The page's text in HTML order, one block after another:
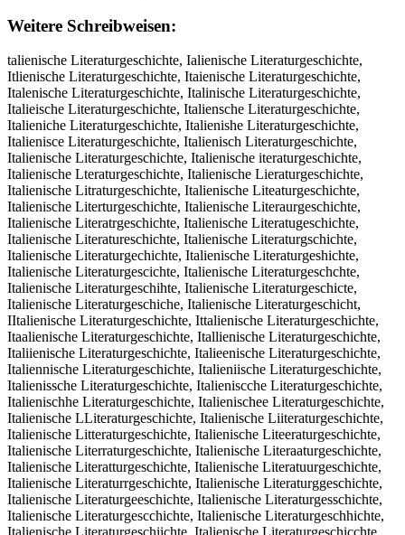
Weitere Schreibweisen:
talienische Literaturgeschichte, Ialienische Literaturgeschichte, Itlienische Literaturgeschichte, Itaienische Literaturgeschichte, Italenische Literaturgeschichte, Italinische Literaturgeschichte, Italieische Literaturgeschichte, Italiensche Literaturgeschichte, Italieniche Literaturgeschichte, Italienishe Literaturgeschichte, Italienisce Literaturgeschichte, Italienisch Literaturgeschichte, Italienische Literaturgeschichte, Italienische iteraturgeschichte, Italienische Lteraturgeschichte, Italienische Lieraturgeschichte, Italienische Litraturgeschichte, Italienische Liteaturgeschichte, Italienische Literturgeschichte, Italienische Literaurgeschichte, Italienische Literatrgeschichte, Italienische Literatugeschichte, Italienische Literatureschichte, Italienische Literaturgschichte, Italienische Literaturgechichte, Italienische Literaturgeshichte, Italienische Literaturgescichte, Italienische Literaturgeschchte, Italienische Literaturgeschihte, Italienische Literaturgeschicte, Italienische Literaturgeschiche, Italienische Literaturgeschicht, IItalienische Literaturgeschichte, Ittalienische Literaturgeschichte, Itaalienische Literaturgeschichte, Itallienische Literaturgeschichte, Italiienische Literaturgeschichte, Italieenische Literaturgeschichte, Italiennische Literaturgeschichte, Italieniische Literaturgeschichte, Italienissche Literaturgeschichte, Italieniscche Literaturgeschichte, Italienischhe Literaturgeschichte, Italienischee Literaturgeschichte, Italienische LLiteraturgeschichte, Italienische Liiteraturgeschichte, Italienische Litteraturgeschichte, Italienische Liteeraturgeschichte, Italienische Literraturgeschichte, Italienische Literaaturgeschichte, Italienische Literatturgeschichte, Italienische Literatuurgeschichte, Italienische Literaturrgeschichte, Italienische Literaturggeschichte, Italienische Literaturgeeschichte, Italienische Literaturgesschichte, Italienische Literaturgescchichte, Italienische Literaturgeschhichte, Italienische Literaturgeschiichte, Italienische Literaturgeschicchte, Italienische Literaturgeschichhte, Italienische Literaturgeschichtte, Italienische Literaturgeschichtee, tIalienische Literaturgeschichte, Iatlienische Literaturgeschichte, Itlaienische Literaturgeschichte, Itailenische Literaturgeschichte, Italeinische Literaturgeschichte, Italineische Literaturgeschichte, Italieinsche Literaturgeschichte, Italiensiche Literaturgeschichte, Italienicshe Literaturgeschichte, Italienishce Literaturgeschichte, Italienisceh Literaturgeschichte, Italienisch eLiteraturgeschichte, ItalienischeL iteraturgeschichte, Italienische iLteraturgeschichte, Italienische Ltieraturgeschichte, Italienische Lietraturgeschichte, Italienische Litreaturgeschichte, Italienische Litearturgeschichte, Italienische Litertaurgeschichte, Italienische Literautrgeschichte, Italienische Literatrugeschichte, Italienische Literatugreschichte, Italienische Literaturegschichte, Italienische Literaturgsechichte, Italienische Literaturgecshichte, Italienische Literaturgeshcichte, Italienische Literaturgescihchte, Italienische Literaturgeschcihte, Italienische Literaturgeschihcte, Italienische Literaturgeschicthe, Italienische Literaturgeschichet, ItalienischeLiteraturgeschichte, Utalienische Literaturgeschichte, Jtalienische Literaturgeschichte, Ktalienische Literaturgeschichte, Ltalienische Literaturgeschichte, Otalienische Literaturgeschichte, 8talienische Literaturgeschichte, 9talienische Literaturgeschichte, Iralienische Literaturgeschichte, Ifalienische Literaturgeschichte, Igalienische Literaturgeschichte, Ihalienische Literaturgeschichte, Iyalienische Literaturgeschichte, I5alienische Literaturgeschichte, I6alienische Literaturgeschichte, Itqlienische Literaturgeschichte, Itwlienische Literaturgeschichte, Itzlienische Literaturgeschichte, Itxlienische Literaturgeschichte, Itapienische Literaturgeschichte, Itaoienische Literaturgeschichte, Itaiienische Literaturgeschichte, Itakienische Literaturgeschichte, Itamienische Literaturgeschichte, Italuenische Literaturgeschichte, Italjenische Literaturgeschichte, Italkenische Literaturgeschichte, Itallenische Literaturgeschichte, Italoenische Literaturgeschichte, Ital8enische Literaturgeschichte, Ital9enische Literaturgeschichte, Italiwnische Literaturgeschichte, Italisnische Literaturgeschichte, Italidnische Literaturgeschichte, Italifnische Literaturgeschichte, Italirnische Literaturgeschichte, Itali3nische Literaturgeschichte, Itali4nische Literaturgeschichte, Italie ische Literaturgeschichte, Italiebische Literaturgeschichte, Italiegische Literaturgeschichte, Italiehische Literaturgeschichte, Italiejische Literaturgeschichte, Italiemische Literaturgeschichte, Italienusche Literaturgeschichte, Italienjsche Literaturgeschichte, Italienksche Literaturgeschichte, Italienlsche Literaturgeschichte, Italienosche Literaturgeschichte, Italien8sche Literaturgeschichte, Italien9sche Literaturgeschichte, Italieniqche Literaturgeschichte, Italieniwche Literaturgeschichte, Italienieche Literaturgeschichte, Italienizche Literaturgeschichte, Italienixche Literaturgeschichte, Italienicche Literaturgeschichte, Italienis he Literaturgeschichte, Italienisxhe Literaturgeschichte, Italienisshe Literaturgeschichte, Italienisdhe Literaturgeschichte, Italienisfhe Literaturgeschichte, Italienisvhe Literaturgeschichte, Italieniscbe Literaturgeschichte, Italieniscge Literaturgeschichte, Italieniscte Literaturgeschichte, Italieniscye Literaturgeschichte, Italieniscue Literaturgeschichte, Italieniscje Literaturgeschichte, Italieniscme Literaturgeschichte, Italieniscne Literaturgeschichte, Italienischw Literaturgeschichte, Italienischs Literaturgeschichte, Italienischd Literaturgeschichte, Italienischf Literaturgeschichte, Italienischr Literaturgeschichte, Italienisch3 Literaturgeschichte, Italienisch4 Literaturgeschichte, Italienische Piteraturgeschichte, Italienische Oiteraturgeschichte, Italienische Iiteraturgeschichte, Italienische Kiteraturgeschichte, Italienische Miteraturgeschichte, Italienische Luteraturgeschichte, Italienische Ljteraturgeschichte, Italienische Lkteraturgeschichte, Italienische Llteraturgeschichte, Italienische Loteraturgeschichte, Italienische L8teraturgeschichte, Italienische L9teraturgeschichte, Italienische Lireraturgeschichte, Italienische Liferaturgeschichte, Italienische Ligeraturgeschichte, Italienische Liheraturgeschichte, Italienische Liyeraturgeschichte, Italienische Li5eraturgeschichte, Italienische Li6eraturgeschichte, Italienische Litwraturgeschichte, Italienische Litsraturgeschichte, Italienische Litdraturgeschichte, Italienische Litfraturgeschichte, Italienische Litrraturgeschichte, Italienische Lit3raturgeschichte, Italienische Lit4raturgeschichte, Italienische Liteeaturgeschichte, Italienische Litedaturgeschichte, Italienische Litefaturgeschichte, Italienische Litegaturgeschichte, Italienische Litetaturgeschichte, Italienische Lite4aturgeschichte, Italienische Lite5aturgeschichte, Italienische Literqturgeschichte, Italienische Literwturgeschichte, Italienische Literzturgeschichte, Italienische Literxturgeschichte, Italienische Literarurgeschichte, Italienische Literafurgeschichte, Italienische Literagurgeschichte, Italienische Literahurgeschichte, Italienische Literayurgeschichte, Italienische Litera5urgeschichte, Italienische Litera6urgeschichte, Italienische Literatyrgeschichte, Italienische Literathrgeschichte, Italienische Literatjrgeschichte, Italienische Literatkrgeschichte, Italienische Literatirgeschichte, Italienische Literat7rgeschichte, Italienische Literat8rgeschichte, Italienische Literatuegeschichte, Italienische Literatudgeschichte, Italienische Literatufgeschichte, Italienische Literatuggeschichte, Italienische Literatutgeschichte, Italienische Literatu4geschichte, Italienische Literatu5geschichte, Italienische Literaturreschichte, Italienische Literaturfeschichte, Italienische Literaturveschichte, Italienische Literaturteschichte, Italienische Literaturbeschichte, Italienische Literaturyeschichte, Italienische Literaturheschichte, Italienische Literaturneschichte, Italienische Literaturgwschichte, Italienische Literaturgsschichte, Italienische Literaturgdschichte, Italienische Literaturgfschichte, Italienische Literaturgrschichte, Italienische Literaturg3schichte, Italienische Literaturg4schichte, Italienische Literaturgeqchichte, Italienische Literaturgewchichte, Italienische Literaturgeechichte, Italienische Literaturgezchichte, Italienische Literaturgexchichte, Italienische Literaturgecchichte, Italienische Literaturges hichte, Italienische Literaturgesxhichte, Italienische Literaturgesshichte, Italienische Literaturgesdhichte, Italienische Literaturgesfhichte, Italienische Literaturgesvhichte, Italienische Literaturgescbichte, Italienische Literaturgescgichte, Italienische Literaturgesctichte, Italienische Literaturgescyichte, Italienische Literaturgescuichte, Italienische Literaturgescjichte, Italienische Literaturgescmichte, Italienische Literaturgescnichte, Italienische Literaturgeschuchte, Italienische Literaturgeschjchte, Italienische Literaturgeschkchte, Italienische Literaturgeschlchte, Italienische Literaturgeschochte, Italienische Literaturgesch8chte, Italienische Literaturgesch9chte, Italienische Literaturgeschi hte, Italienische Literaturgeschixhte, Italienische Literaturgeschishte, Italienische Literaturgeschidhte, Italienische Literaturgeschifhte, Italienische Literaturgeschivhte, Italienische Literaturgeschicbte, Italienische Literaturgeschicgte, Italienische Literaturgeschictte, Italienische Literaturgeschicyte, Italienische Literaturgeschicute, Italienische Literaturgeschicjte, Italienische Literaturgeschicmte, Italienische Literaturgeschicnte, Italienische Literaturgeschichre, Italienische Literaturgeschichfe, Italienische Literaturgeschichge, Italienische Literaturgeschichhe, Italienische Literaturgeschichye, Italienische Literaturgeschich5e, Italienische Literaturgeschich6e, Italienische Literaturgeschichtw, Ita